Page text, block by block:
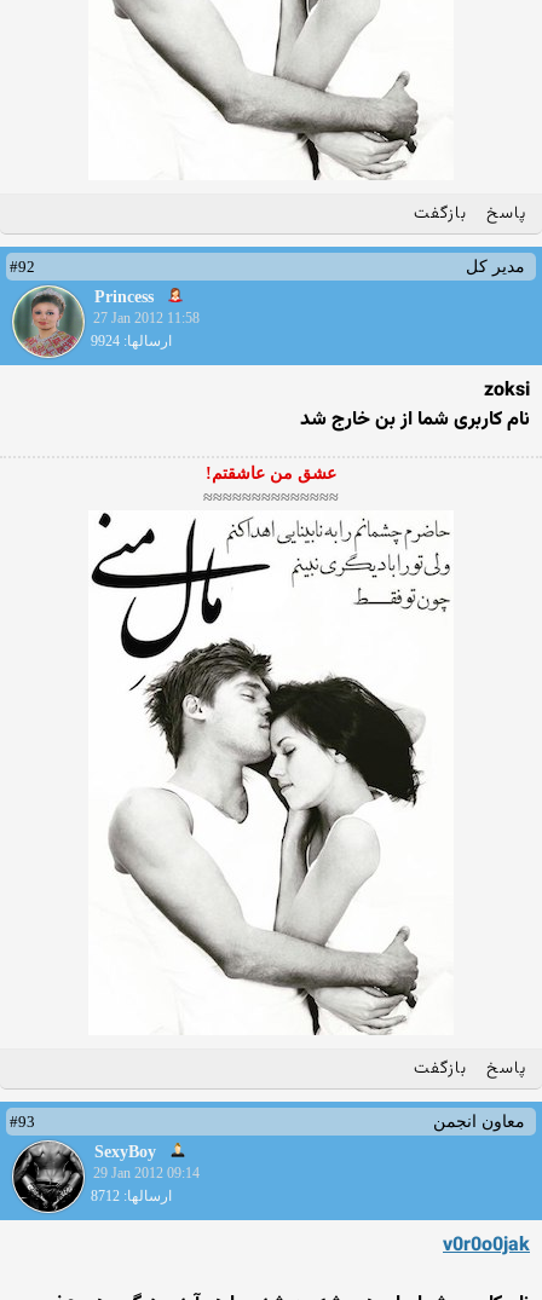
پاسخ بازگفت
مدیر کل
#92
Princess
27 Jan 2012 11:58
ارسالها: 9924
zoksi
نام کاربری شما از بن خارج شد
عشق من عاشقتم!
≈≈≈≈≈≈≈≈≈≈≈≈≈≈
پاسخ بازگفت
معاون انجمن
#93
SexyBoy
29 Jan 2012 09:14
ارسالها: 8712
v0r0o0jak